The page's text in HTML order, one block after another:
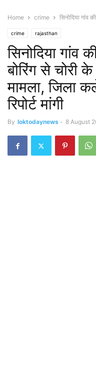
Home crime सिनोदिया गांव
crime rajasthan
सिनोदिया गांव
बोरिंग से चोरी
मामला, जिला
रिपोर्ट मांगी
By loktodaynews - 8 August